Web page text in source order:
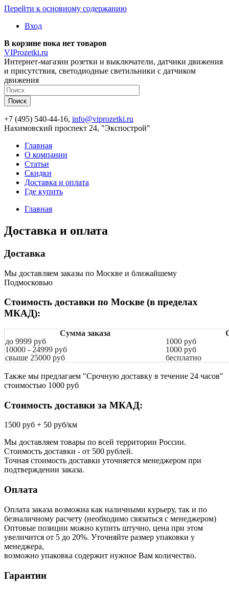
Перейти к основному содержанию
Вход
В корзине пока нет товаров
VIProzetki.ru
Интернет-магазин розетки и выключатели, датчики движения
и присутствия, светодиодные светильники с датчиком
движения
+7 (495) 540-44-16, info@viprozetki.ru
Нахимовский проспект 24, "Экспострой"
Главная
О компании
Статьи
Скидки
Доставка и оплата
Где купить
Главная
Доставка и оплата
Доставка
Мы доставляем заказы по Москве и ближайшему
Подмосковью
Стоимость доставки по Москве (в пределах
МКАД):
Сумма заказа
до 9999 руб
1000 руб
10000 - 24999 руб
1000 руб
свыше 25000 руб
бесплатно
Также мы предлагаем "Срочную доставку в течение 24 часов"
стоимостью 1000 руб
Стоимость доставки за МКАД:
1500 руб + 50 руб/км
Мы доставляем товары по всей территории России.
Стоимость доставки - от 500 рублей.
Точная стоимость доставки уточняется менеджером при
подтверждении заказа.
Оплата
Оплата заказа возможна как наличными курьеру, так и по
безналичному расчету (необходимо связаться с менеджером)
Оптовые позиции можно купить штучно, цена при этом
увеличится от 5 до 20%. Уточняйте размер упаковки у
менеджера,
возможно упаковка содержит нужное Вам количество.
Гарантии